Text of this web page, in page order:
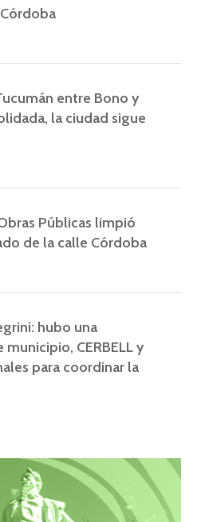
entre Bono y
la ciudad sigue
Públicas limpió
de la calle Córdoba
hubo una
CERBELL y
para coordinar la